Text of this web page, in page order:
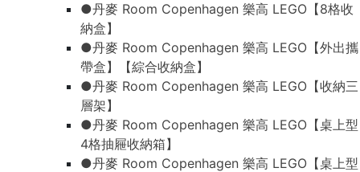
●丹麥 Room Copenhagen 樂高 LEGO【8格收
納盒】
●丹麥 Room Copenhagen 樂高 LEGO【外出攜
帶盒】【綜合收納盒】
●丹麥 Room Copenhagen 樂高 LEGO【收納三
層架】
●丹麥 Room Copenhagen 樂高 LEGO【桌上型
4格抽屜收納箱】
●丹麥 Room Copenhagen 樂高 LEGO【桌上型